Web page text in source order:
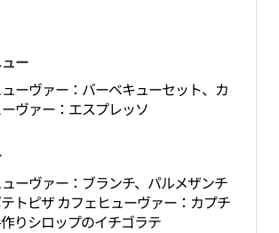
ー
ーヴァー：バーベキューセット、カ
ヴァー：エスプレッソ
ーヴァー：ブランチ、パルメザンチ
トピザ カフェヒューヴァー：カプチ
りシロップのイチゴラテ